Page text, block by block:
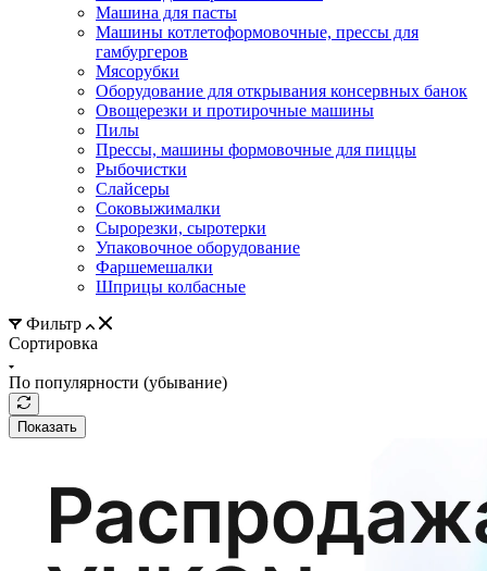
Машина для пасты
Машины котлетоформовочные, прессы для
гамбургеров
Мясорубки
Оборудование для открывания консервных банок
Овощерезки и протирочные машины
Пилы
Прессы, машины формовочные для пиццы
Рыбочистки
Слайсеры
Соковыжималки
Сырорезки, сыротерки
Упаковочное оборудование
Фаршемешалки
Шприцы колбасные
Фильтр
Сортировка
По популярности (убывание)
Показать